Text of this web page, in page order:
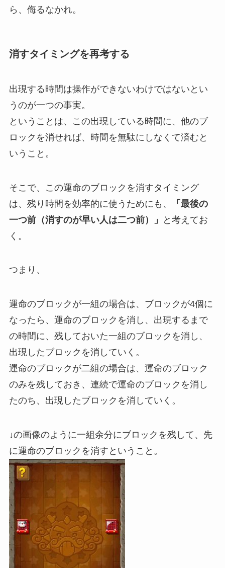
ら、侮るなかれ。
消すタイミングを再考する
出現する時間は操作ができないわけではないとい
うのが一つの事実。
ということは、この出現している時間に、他のブ
ロックを消せれば、時間を無駄にしなくて済むと
いうこと。
そこで、この運命のブロックを消すタイミング
は、残り時間を効率的に使うためにも、
「最後の
一つ前（消すのが早い人は二つ前）」
と考えてお
く。
つまり、
運命のブロックが一組の場合は、ブロックが4個に
なったら、運命のブロックを消し、出現するまで
の時間に、残しておいた一組のブロックを消し、
出現したブロックを消していく。
運命のブロックが二組の場合は、運命のブロック
のみを残しておき、連続で運命のブロックを消し
たのち、出現したブロックを消していく。
↓の画像のように一組余分にブロックを残して、先
に運命のブロックを消すということ。